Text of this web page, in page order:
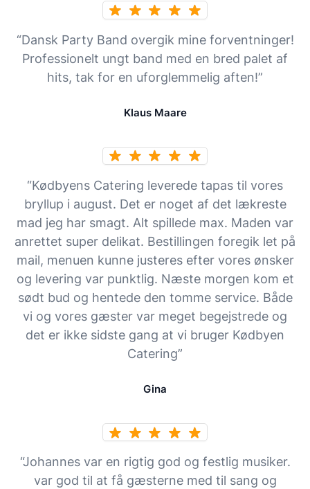
“Dansk Party Band overgik mine forventninger!
Professionelt ungt band med en bred palet af
hits, tak for en uforglemmelig aften!”
Klaus Maare
“Kødbyens Catering leverede tapas til vores
bryllup i august. Det er noget af det lækreste
mad jeg har smagt. Alt spillede max. Maden var
anrettet super delikat. Bestillingen foregik let på
mail, menuen kunne justeres efter vores ønsker
og levering var punktlig. Næste morgen kom et
sødt bud og hentede den tomme service. Både
vi og vores gæster var meget begejstrede og
det er ikke sidste gang at vi bruger Kødbyen
Catering”
Gina
“Johannes var en rigtig god og festlig musiker.
var god til at få gæsterne med til sang og